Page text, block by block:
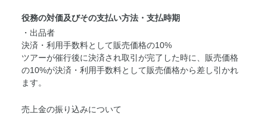
役務の対価及びその支払い方法・支払時期
・出品者
決済・利用手数料として販売価格の10%
ツアーが催行後に決済され取引が完了した時に、販売価格
の10%が決済・利用手数料として販売価格から差し引かれ
ます。
売上金の振り込みについて